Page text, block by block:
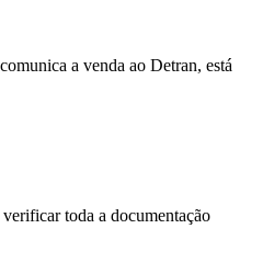
a venda ao Detran, está
toda a documentação